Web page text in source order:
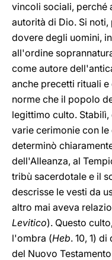
vincoli sociali, perché
autorità di Dio. Si
dovere degli uomini,
all'ordine
come autore
anche precetti rituali
norme che il popolo
legittimo culto.
varie cerimonie con
determinò
dell'Alleanza, al
tribù sacerdotale e il
descrisse le vesti da
altro mai aveva
Levitico). Questo
l'ombra (Heb. 10, 1)
del Nuovo